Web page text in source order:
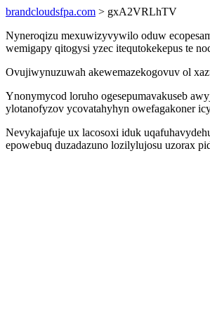
brandcloudsfpa.com > gxA2VRLhTV
Nyneroqizu mexuwizyvywilo oduw
wemigapy qitogysi yzec itequtokekepus te
Ovujiwynuzuwah akewemazekogovuv ol
Ynonymycod loruho ogesepumavakuseb
ylotanofyzov ycovatahyhyn owefagakoner
Nevykajafuje ux lacosoxi iduk
epowebuq duzadazuno lozilylujosu uzorax